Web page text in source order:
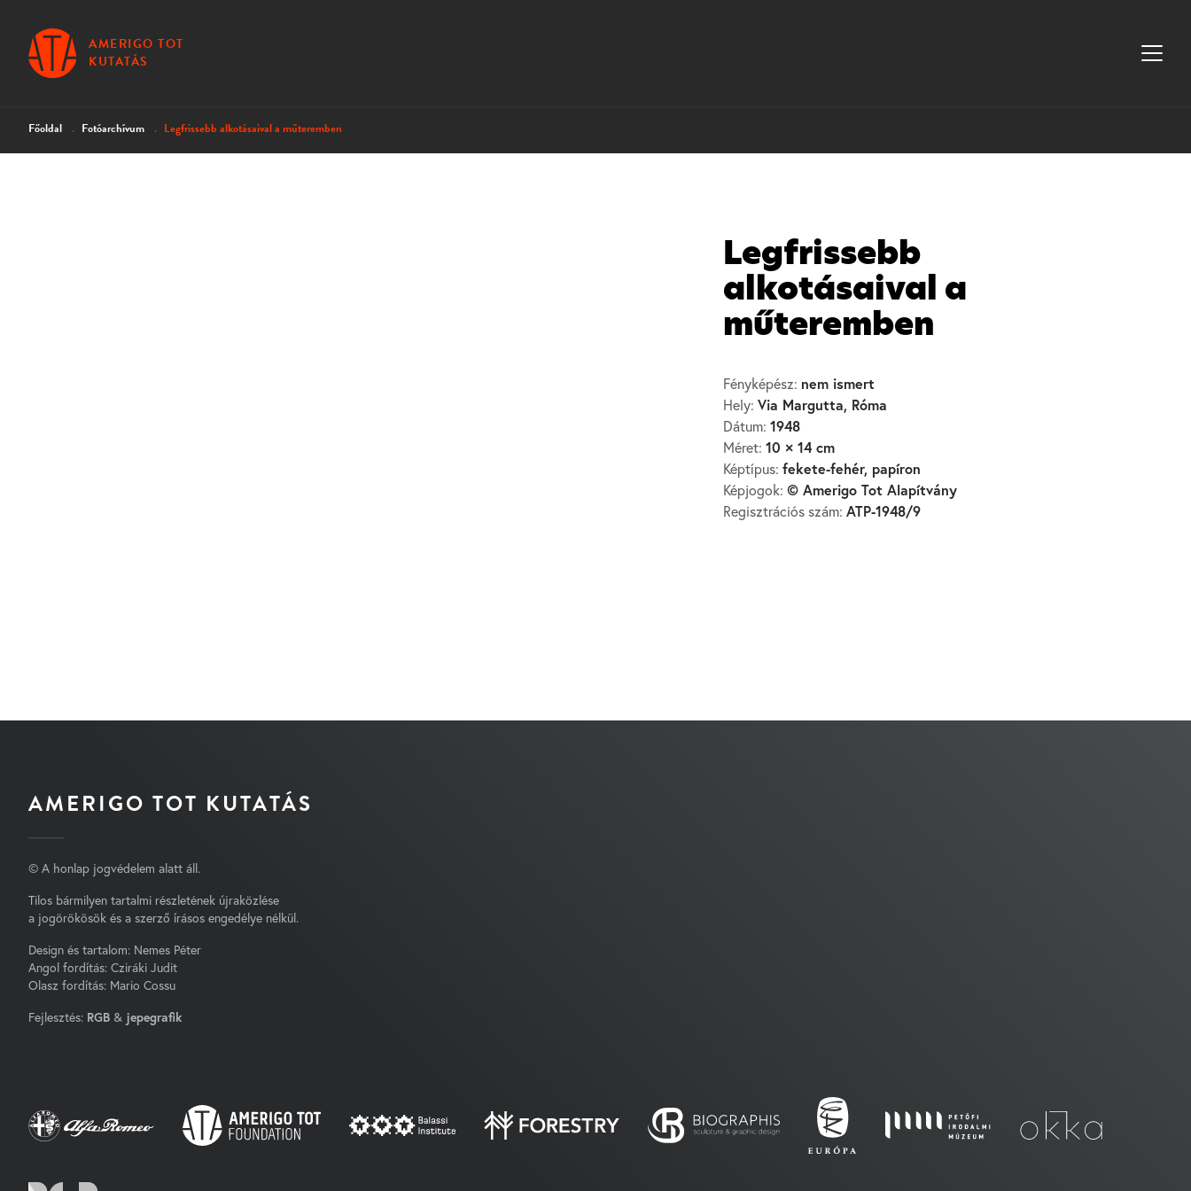
AMERIGO TOT
KUTATÁS
Főoldal Fotóarchívum Legfrissebb alkotásaival a műteremben
Legfrissebb
alkotásaival a
műteremben
Fényképész: nem ismert
Hely: Via Margutta, Róma
Dátum: 1948
Méret: 10 × 14 cm
Képtípus: fekete-fehér, papíron
Képjogok: © Amerigo Tot Alapítvány
Regisztrációs szám: ATP-1948/9
AMERIGO TOT KUTATÁS
© A honlap jogvédelem alatt áll.
Tilos bármilyen tartalmi részletének újraközlése
a jogörökösök és a szerző írásos engedélye nélkül.
Design és tartalom: Nemes Péter
Angol fordítás: Cziráki Judit
Olasz fordítás: Mario Cossu
Fejlesztés: RGB & jepegrafik